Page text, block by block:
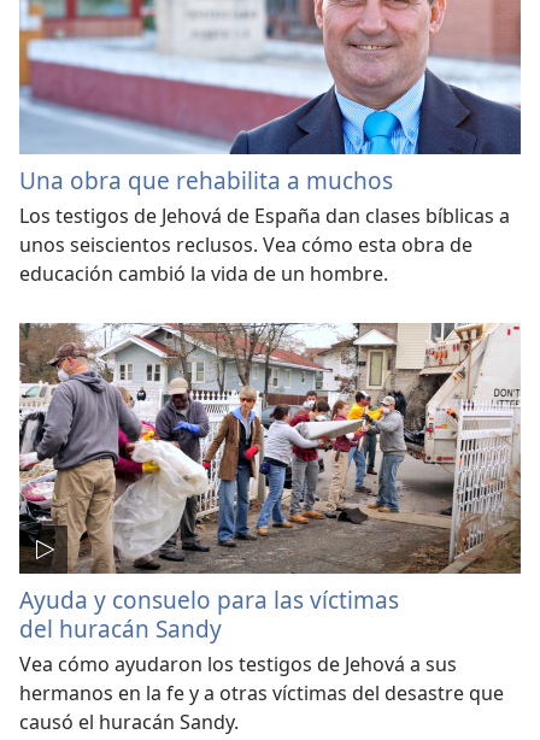
Una obra que rehabilita a muchos
Los testigos de Jehová de España dan clases bíblicas a
unos seiscientos reclusos. Vea cómo esta obra de
educación cambió la vida de un hombre.
Ayuda y consuelo para las víctimas
del huracán Sandy
Vea cómo ayudaron los testigos de Jehová a sus
hermanos en la fe y a otras víctimas del desastre que
causó el huracán Sandy.